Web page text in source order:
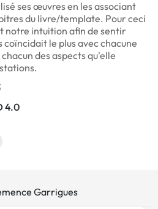
ses œuvres en les associant
du livre/template. Pour ceci
notre intuition afin de sentir
coïncidait le plus avec chacune
des aspects qu'elle
4.0
Garrigues